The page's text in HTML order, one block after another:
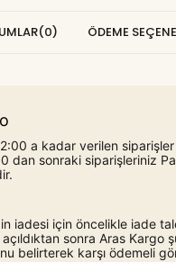
(0) ÖDEME
a kadar verilen siparişler
dan sonraki siparişleriniz
iadesi için öncelikle iade
sonra Aras
belirterek karşı ödemeli